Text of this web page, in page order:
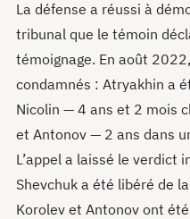
La défense a réussi à
tribunal que le témoin
témoignage. En août
condamnés : Atryakhin a
Nicolin — 4 ans et 2 mois
et Antonov — 2 ans dans
L’appel a laissé le verdict
Shevchuk a été libéré de
Korolev et Antonov ont